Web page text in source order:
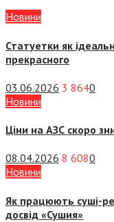
Новини
Статуетки як
прекрасного
03.06.2026 3 8640
Новини
Ціни на АЗС скоро
08.04.2026 8 6080
Новини
Як працюють суші-
досвід «Сушия»